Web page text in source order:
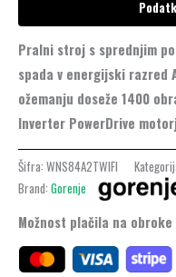
Pralni stroj s sprednjim
spada v energijski razred
ožemanju doseže 1400
Inverter PowerDrive
Šifra: WNS84A2TWIFI
Brand: Gorenje
Možnost plačila na